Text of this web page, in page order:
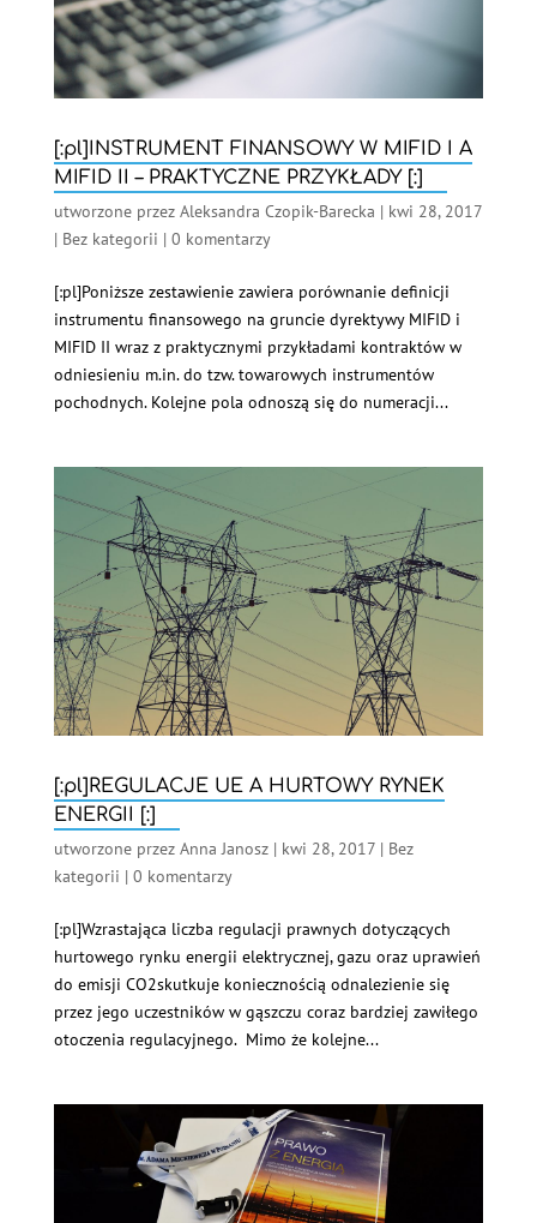
[:pl]INSTRUMENT FINANSOWY W MIFID I A
MIFID II – PRAKTYCZNE PRZYKŁADY [:]
utworzone przez Aleksandra Czopik-Barecka | kwi 28, 2017
| Bez kategorii | 0 komentarzy
[:pl]Poniższe zestawienie zawiera porównanie definicji
instrumentu finansowego na gruncie dyrektywy MIFID i
MIFID II wraz z praktycznymi przykładami kontraktów w
odniesieniu m.in. do tzw. towarowych instrumentów
pochodnych. Kolejne pola odnoszą się do numeracji...
[:pl]REGULACJE UE A HURTOWY RYNEK
ENERGII [:]
utworzone przez Anna Janosz| kwi 28, 2017| Bez
kategorii | 0 komentarzy
[:pl]Wzrastająca liczba regulacji prawnych dotyczących
hurtowego rynku energii elektrycznej, gazu oraz uprawień
do emisji CO2skutkuje koniecznością odnalezienie się
przez jego uczestników w gąszczu coraz bardziej zawiłego
otoczenia regulacyjnego. Mimo że kolejne...